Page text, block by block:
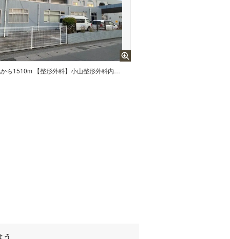
現地から1510m 【整形外科】小山整形外科内科まで1510m
う